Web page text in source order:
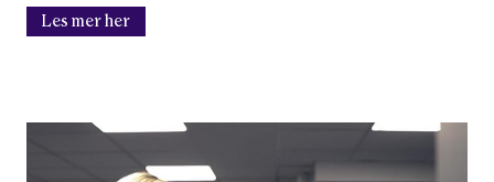
Les mer her